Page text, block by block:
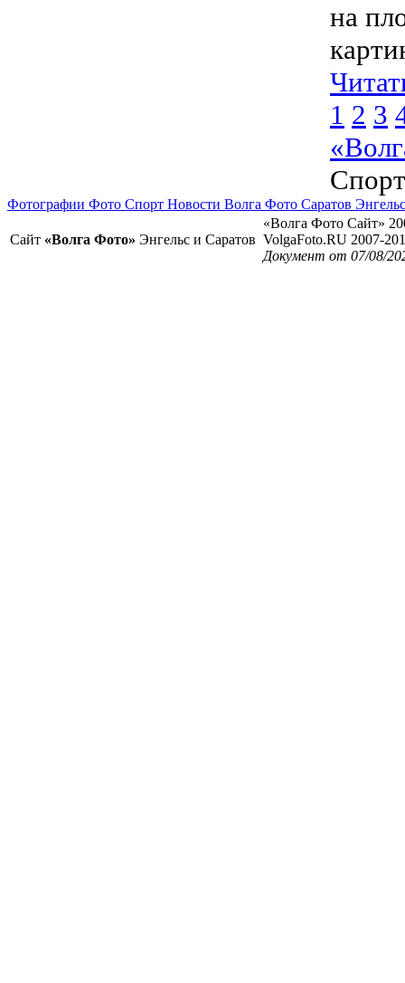
на
1 2 3
Спорт
Фотографии Фото Спорт Новости Волга Фото Саратов Энгельс
Сайт «Волга Фото» Энгельс и Саратов
«Волга Фото Сайт»
VolgaFoto.RU 2007-
Документ от 07/08/